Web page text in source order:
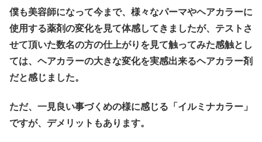
僕も美容師になって今まで、様々なパーマやヘアカラーに
使用する薬剤の変化を見て体感してきましたが、テストさ
せて頂いた数名の方の仕上がりを見て触ってみた感触とし
ては、ヘアカラーの大きな変化を実感出来るヘアカラー剤
だと感じました。
ただ、一見良い事づくめの様に感じる「イルミナカラー」
ですが、デメリットもあります。